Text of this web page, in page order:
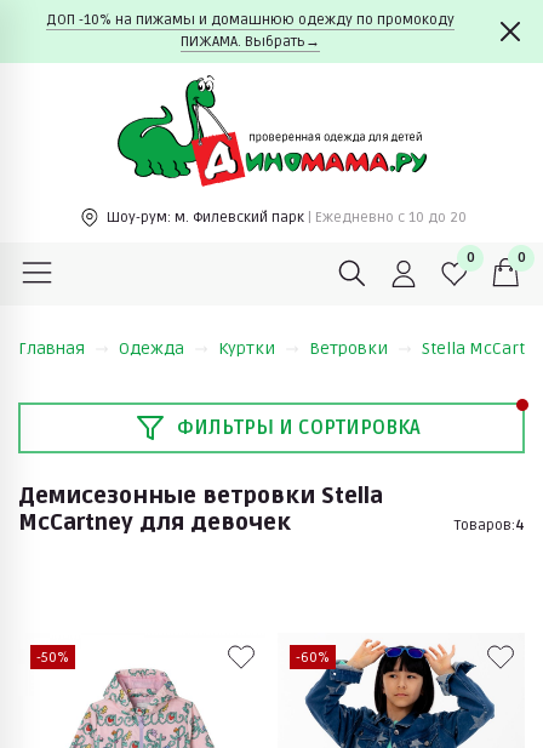
ДОП -10% на пижамы и домашнюю одежду по промокоду
ПИЖАМА. Выбрать→
Шоу-рум: м. Филевский парк | Ежедневно c 10 до 20
0 0
Главная Одежда Куртки Ветровки Stella
ФИЛЬТРЫ И СОРТИРОВКА
Демисезонные ветровки Stella
McCartney для девочек
Товаров:4
-50% -60%